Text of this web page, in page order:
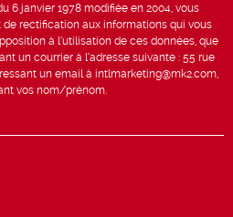
6 janvier 1978 modifiée en 2004, vous
de rectification aux informations qui vous
à l’utilisation de ces données, que
un courrier à l’adresse suivante : 55 rue
un email à intlmarketing@mk2.com,
vos nom/prénom.